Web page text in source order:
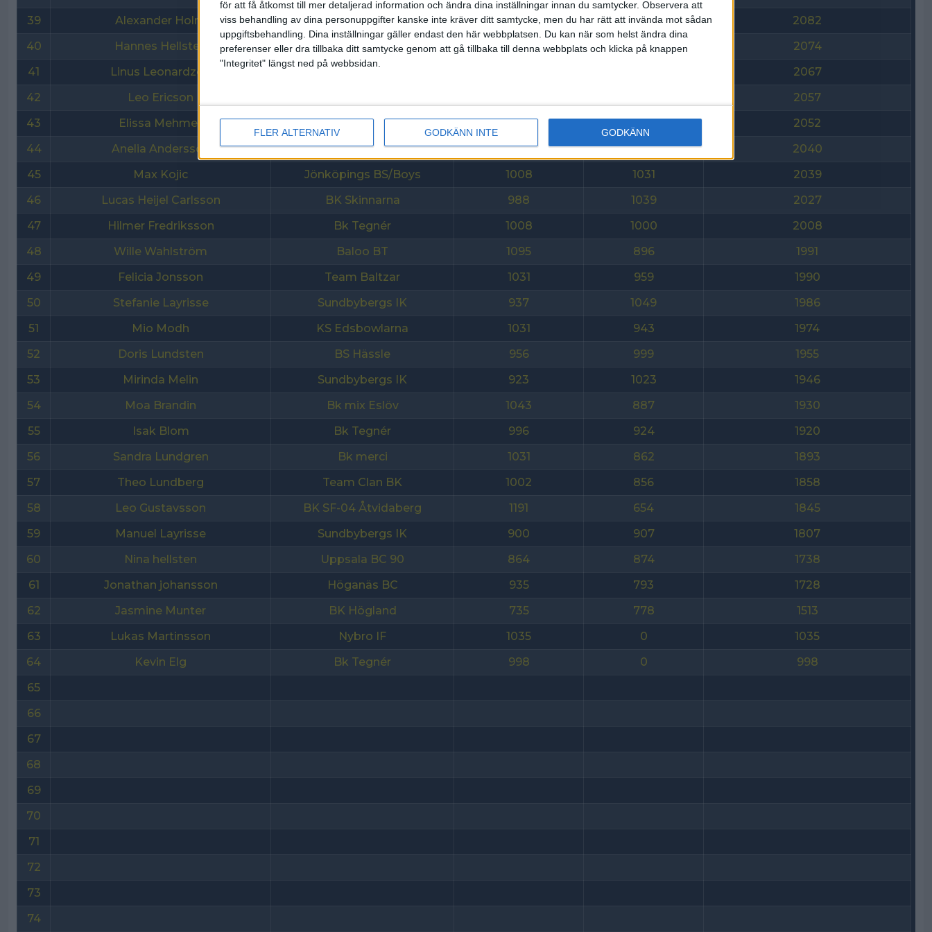
för att få åtkomst till mer detaljerad information och ändra dina inställningar innan du samtycker. Observera att
viss behandling av dina personuppgifter kanske inte kräver ditt samtycke, men du har rätt att invända mot sådan
uppgiftsbehandling. Dina inställningar gäller endast den här webbplatsen. Du kan när som helst ändra dina
preferenser eller dra tillbaka ditt samtycke genom att gå tillbaka till denna webbplats och klicka på knappen
"Integritet" längst ned på webbsidan.
FLER ALTERNATIV GODKÄNN INTE GODKÄNN
39
Alexander Holm Team Alingsås BC 953 1129
2082
40
Hannes Hellsten Uppsala bc 90 1126 948
2074
41
Linus Leonardzon
2067
42
Leo Ericson
2057
43
Elissa Mehmet BK Mix Eslöv 1162 890
2052
44
Anelia Andersson Bk Cahoot 1150 890
2040
45
Max Kojic Jönköpings BS/Boys 1008 1031
2039
46
Lucas Heijel Carlsson BK Skinnarna 988 1039
2027
47
Hilmer Fredriksson Bk Tegnér 1008 1000
2008
48
Wille Wahlström Baloo BT 1095 896
1991
49
Felicia Jonsson Team Baltzar 1031 959
1990
50
Stefanie Layrisse Sundbybergs IK 937 1049
1986
51
Mio Modh KS Edsbowlarna 1031 943
1974
52
Doris Lundsten BS Hässle 956 999
1955
53
Mirinda Melin Sundbybergs IK 923 1023
1946
54
Moa Brandin Bk mix Eslöv 1043 887
1930
55
Isak Blom Bk Tegnér 996 924
1920
56
Sandra Lundgren Bk merci 1031 862
1893
57
Theo Lundberg Team Clan BK 1002 856
1858
58
Leo Gustavsson BK SF-04 Åtvidaberg 1191 654
1845
59
Manuel Layrisse Sundbybergs IK 900 907
1807
60
Nina hellsten Uppsala BC 90 864 874
1738
61
Jonathan johansson Höganäs BC 935 793
1728
62
Jasmine Munter BK Högland 735 778
1513
63
Lukas Martinsson Nybro IF 1035 0
1035
64
Kevin Elg Bk Tegnér 998 0
998
65
66
67
68
69
70
71
72
73
74